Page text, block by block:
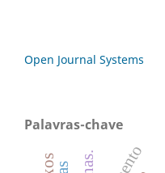
Open Journal Systems
Palavras-chave